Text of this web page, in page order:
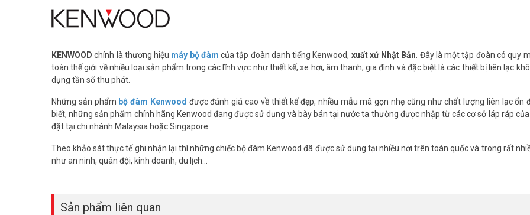
xứ hàng hóa (C/O) của Phòng Thương Mại Singapore. - Cung cấp bản sao y giấy chứng nhận chất lượng sản phẩm (C/Q) của hãng
Kenwood có liệt kê đầy đủ số serial của thiết bị được cung cấp. - Cung cấp giấy chứng nhận hợp quy của Bộ Thông Tin & Truyền
cầu đơn vị xuất bán cung cấp đầy đủ Giấy chứng nhận Hợp chuẩn/hợp quy, CO,CQ bản gốc để đối chiếu.
Để cập nhật thông tin giá bán máy bộ đàm TH-K20A UHF mới nhất, quý khách hàng vui lòng liên hệ HOTLINE 1900 9259 để được hỗ
KENWOOD chính là thương hiệu máy bộ đàm của tập đoàn danh tiếng Kenwood, xuất xứ Nhật Bản . Đây là một tập đoàn có quy
toàn thế giới về nhiều loại sản phẩm trong các lĩnh vực như thiết kế, xe hơi, âm thanh, gia đình và đặc biệt là các thiết bị liên lạc
dụng tần số thu phát.
Những sản phẩm bộ đàm Kenwood được đánh giá cao về thiết kế đẹp, nhiều mẫu mã gọn nhẹ cũng như chất lượng liên lạc ổn
biết, những sản phẩm chính hãng Kenwood đang được sử dụng và bày bán tại nước ta thường được nhập từ các cơ sở láp ráp
đặt tại chi nhánh Malaysia hoặc Singapore.
Theo khảo sát thực tế ghi nhận lại thì những chiếc bộ đàm Kenwood đã được sử dụng tại nhiều nơi trên toàn quốc và trong rất
như an ninh, quân đội, kinh doanh, du lịch…
Sản phẩm liên quan